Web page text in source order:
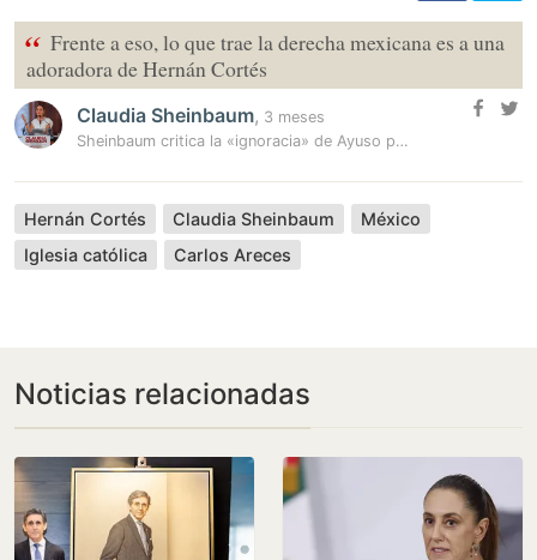
“ Frente a eso, lo que trae la derecha mexicana es a una
adoradora de Hernán Cortés
Claudia Sheinbaum, 3 meses
Sheinbaum critica la «ignoracia» de Ayuso por ser una «adoradora de…
Hernán Cortés Claudia Sheinbaum
México
Iglesia católica
Carlos Areces
Noticias relacionadas